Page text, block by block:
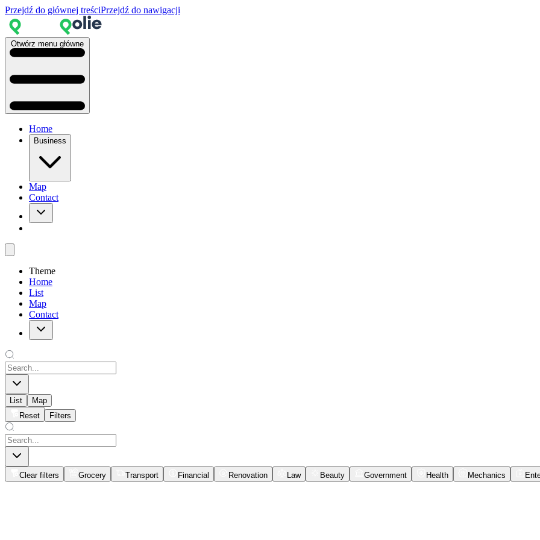
Przejdź do głównej treściPrzejdź do nawigacji
Otwórz menu główne
Home
Business
Map
Contact
Theme
Home
List
Map
Contact
List
Map
Reset
Filters
Clear filters Grocery Transport Financial Renovation Law Beauty Government Health Mechanics